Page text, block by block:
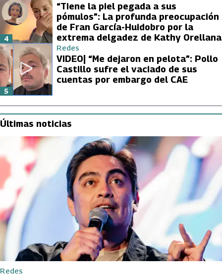
“Tiene la piel pegada a sus
pómulos”: La profunda preocupación
de Fran García-Huidobro por la
extrema delgadez de Kathy Orellana
4
Redes
VIDEO| “Me dejaron en pelota”: Pollo
Castillo sufre el vaciado de sus
cuentas por embargo del CAE
5
Últimas noticias
Redes